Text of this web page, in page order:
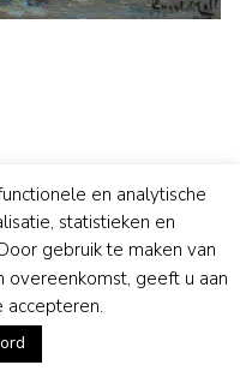
en analytische
statistieken en
gebruik te maken van
geeft u aan
accepteren.